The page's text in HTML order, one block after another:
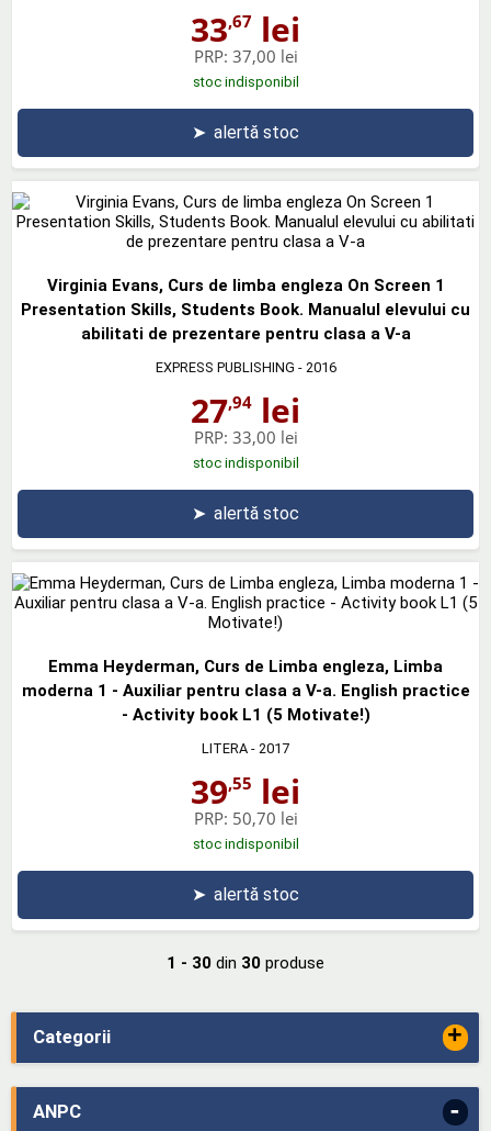
Categorii +
ANPC -
33,67 lei
PRP: 37,00 lei
stoc indisponibil
➤ alertă stoc
Virginia Evans, Curs de limba engleza On Screen 1
Presentation Skills, Students Book. Manualul elevului cu
abilitati de prezentare pentru clasa a V-a
EXPRESS PUBLISHING - 2016
27,94 lei
PRP: 33,00 lei
stoc indisponibil
➤ alertă stoc
Emma Heyderman, Curs de Limba engleza, Limba
moderna 1 - Auxiliar pentru clasa a V-a. English practice
- Activity book L1 (5 Motivate!)
LITERA - 2017
39,55 lei
PRP: 50,70 lei
stoc indisponibil
➤ alertă stoc
1 - 30 din 30 produse